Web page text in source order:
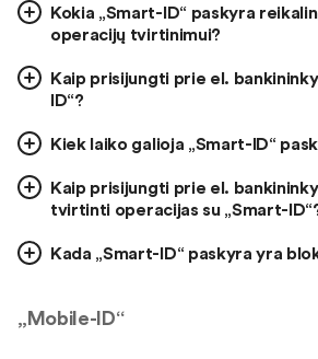
Kokia „Smart-ID“ paskyra
operacijų tvirtinimui?
Kaip prisijungti prie el.
ID“?
Kiek laiko galioja „Smart-ID“
Kaip prisijungti prie el.
tvirtinti operacijas su „Smart-
Kada „Smart-ID“ paskyra yra
„Mobile-ID“